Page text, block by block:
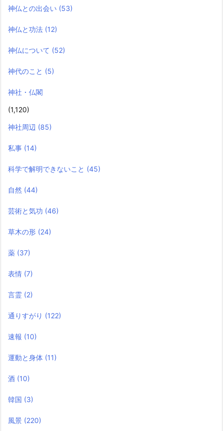
神仏との出会い (53)
神仏と功法 (12)
神仏について (52)
神代のこと (5)
神社・仏閣
(1,120)
神社周辺 (85)
私事 (14)
科学で解明できないこと (45)
自然 (44)
芸術と気功 (46)
草木の形 (24)
薬 (37)
表情 (7)
言霊 (2)
通りすがり (122)
速報 (10)
運動と身体 (11)
酒 (10)
韓国 (3)
風景 (220)